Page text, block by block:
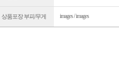
상품포장 부피/무게 images / images